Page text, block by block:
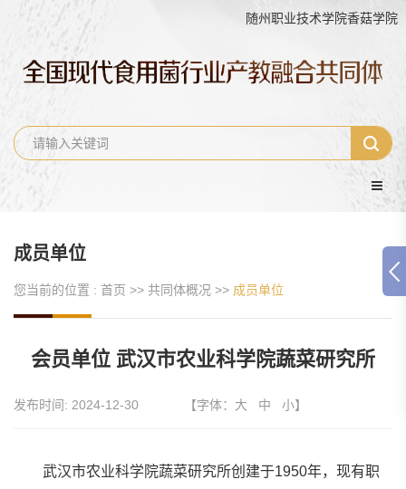
随州职业技术学院香菇
成员单位
您当前的位置 : 首页 >> 共同体概况 >> 成员单位
会员单位 武汉市农业科学院蔬菜研究所
发布时间: 2024-12-30 【字体： 大 中 小】
武汉市农业科学院蔬菜研究所创建于1950年，现有职